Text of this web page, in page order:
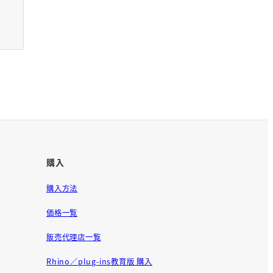
購入
購入方法
価格一覧
販売代理店一覧
Rhino／plug-ins教育版 購入